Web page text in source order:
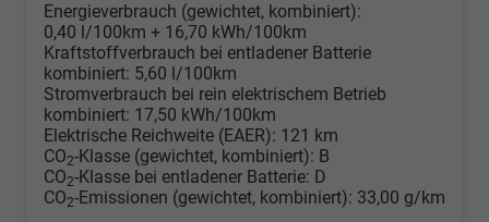
Energieverbrauch (gewichtet, kombiniert):
0,40 l/100km + 16,70 kWh/100km
Kraftstoffverbrauch bei entladener Batterie
kombiniert: 5,60 l/100km
Stromverbrauch bei rein elektrischem Betrieb
kombiniert: 17,50 kWh/100km
Elektrische Reichweite (EAER): 121 km
CO2-Klasse (gewichtet, kombiniert): B
CO2-Klasse bei entladener Batterie: D
CO2-Emissionen (gewichtet, kombiniert): 33,00 g/km